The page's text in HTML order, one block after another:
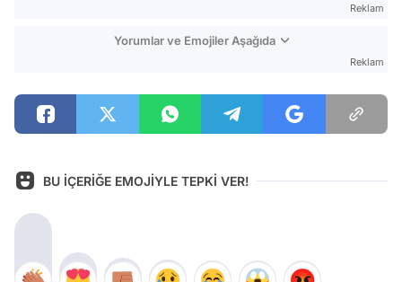
Reklam
Yorumlar ve Emojiler Aşağıda
Reklam
BU İÇERİĞE EMOJİYLE TEPKİ VER!